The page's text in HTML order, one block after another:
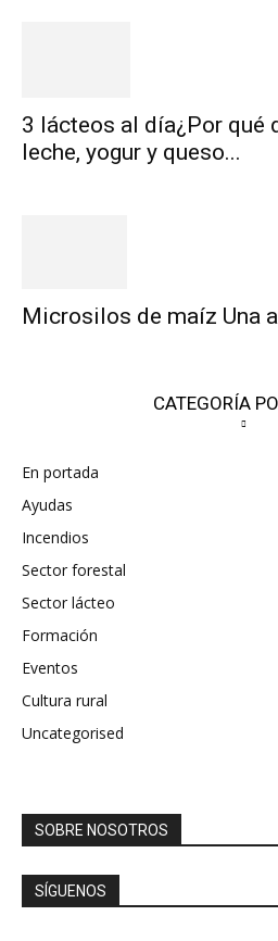
3 lácteos al día¿Por qué
leche, yogur y queso...
Microsilos de maíz Una
CATEGORÍA
En portada
Ayudas
Incendios
Sector forestal
Sector lácteo
Formación
Eventos
Cultura rural
Uncategorised
SOBRE NOSOTROS
SÍGUENOS